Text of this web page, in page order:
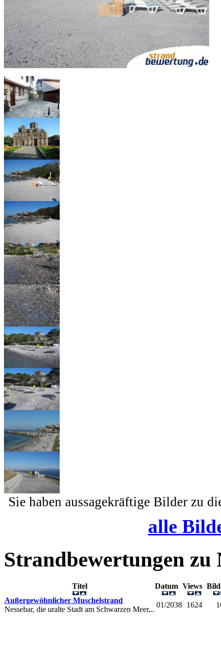
Sie haben aussagekräftige Bilder zu
alle
Strandbewertungen zu
Titel Datum Views
Außergewöhnlicher Muschelstrand
Nessebar, die uralte Stadt am Schwarzen Meer,..
01/2038 1624